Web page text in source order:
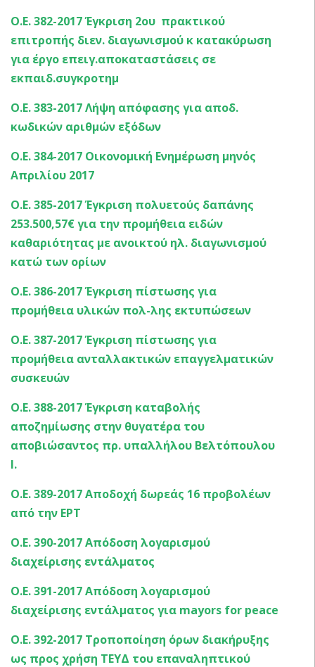
Ο.Ε. 382-2017 Έγκριση 2oυ πρακτικού
επιτροπής διεν. διαγωνισμού κ κατακύρωση
για έργο επειγ.αποκαταστάσεις σε
εκπαιδ.συγκροτημ
Ο.Ε. 383-2017 Λήψη απόφασης για αποδ.
κωδικών αριθμών εξόδων
Ο.Ε. 384-2017 Οικονομική Ενημέρωση μηνός
Απριλίου 2017
Ο.Ε. 385-2017 Έγκριση πολυετούς δαπάνης
253.500,57€ για την προμήθεια ειδών
καθαριότητας με ανοικτού ηλ. διαγωνισμού
κατώ των ορίων
Ο.Ε. 386-2017 Έγκριση πίστωσης για
προμήθεια υλικών πολ-λης εκτυπώσεων
Ο.Ε. 387-2017 Έγκριση πίστωσης για
προμήθεια ανταλλακτικών επαγγελματικών
συσκευών
Ο.Ε. 388-2017 Έγκριση καταβολής
αποζημίωσης στην θυγατέρα του
αποβιώσαντος πρ. υπαλλήλου Βελτόπουλου
Ι.
Ο.Ε. 389-2017 Αποδοχή δωρεάς 16 προβολέων
από την ΕΡΤ
Ο.Ε. 390-2017 Απόδοση λογαρισμού
διαχείρισης εντάλματος
Ο.Ε. 391-2017 Απόδοση λογαρισμού
διαχείρισης εντάλματος για mayors for peace
Ο.Ε. 392-2017 Τροποποίηση όρων διακήρυξης
ως προς χρήση ΤΕΥΔ του επαναληπτικού